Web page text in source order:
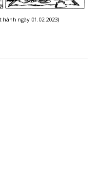
ngày 01.02.2023)